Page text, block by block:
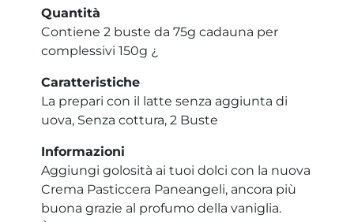
Quantità
Contiene 2 buste da 75g cadauna per
complessivi 150g ¿
Caratteristiche
La prepari con il latte senza aggiunta di
uova, Senza cottura, 2 Buste
Informazioni
Aggiungi golosità ai tuoi dolci con la nuova
Crema Pasticcera Paneangeli, ancora più
buona grazie al profumo della vaniglia.